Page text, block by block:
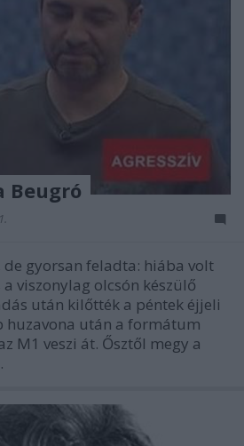
Beugró
gyorsan feladta: hiába volt
viszonylag olcsón készülő
után kilőtték a péntek éjjeli
huzavona után a formátum
M1 veszi át. Ősztől megy a